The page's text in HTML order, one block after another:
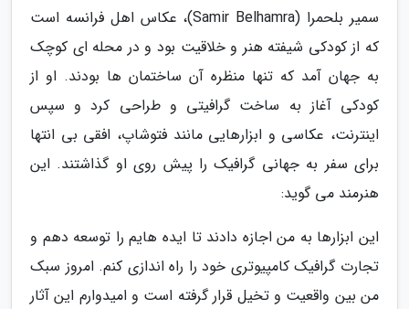
سمیر بلحمرا (Samir Belhamra)، عکاس اهل فرانسه است
که از کودکی شیفته هنر و خلاقیت بود و در محله ای کوچک
به جهان آمد که تنها منظره آن ساختمان ها بودند. او از
کودکی آغاز به ساخت گرافیتی و طراحی کرد و سپس
اینترنت، عکاسی و ابزارهایی مانند فتوشاپ، افقی بی انتها
برای سفر به جهانی گرافیک را پیش روی او گذاشتند. این
هنرمند می گوید:
این ابزارها به من اجازه دادند تا ایده هایم را توسعه دهم و
تجارت گرافیک کامپیوتری خود را راه اندازی کنم. امروز سبک
من بین واقعیت و تخیل قرار گرفته است و امیدوارم این آثار